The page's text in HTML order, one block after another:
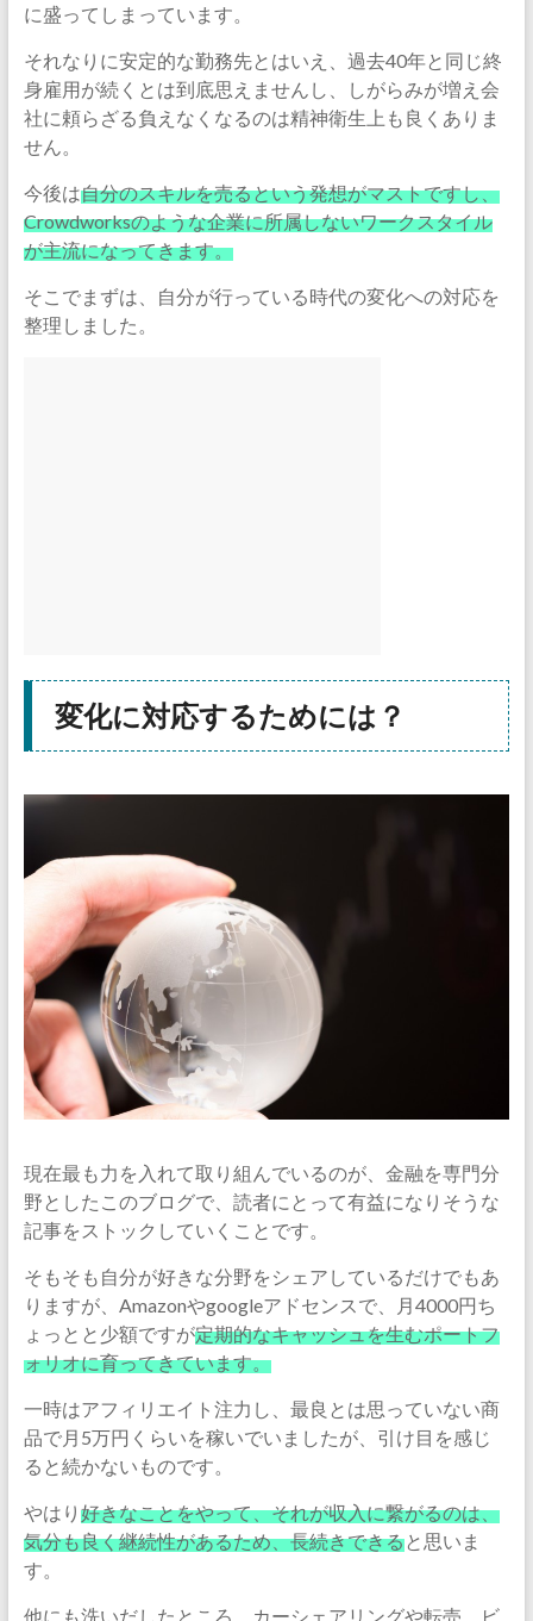
に盛ってしまっています。
それなりに安定的な勤務先とはいえ、過去40年と同じ終
身雇用が続くとは到底思えませんし、しがらみが増え会
社に頼らざる負えなくなるのは精神衛生上も良くありま
せん。
今後は自分のスキルを売るという発想がマストですし、
Crowdworksのような企業に所属しないワークスタイル
が主流になってきます。
そこでまずは、自分が行っている時代の変化への対応を
整理しました。
変化に対応するためには？
現在最も力を入れて取り組んでいるのが、金融を専門分
野としたこのブログで、読者にとって有益になりそうな
記事をストックしていくことです。
そもそも自分が好きな分野をシェアしているだけでもあ
りますが、Amazonやgoogleアドセンスで、月4000円ち
ょっとと少額ですが定期的なキャッシュを生むポートフ
ォリオに育ってきています。
一時はアフィリエイト注力し、最良とは思っていない商
品で月5万円くらいを稼いでいましたが、引け目を感じ
ると続かないものです。
やはり 好きなことをやって、それが収入に繋がるのは、
気分も良く継続性があるため、長続きできると思いま
す。
他にも洗いだしたところ、カーシェアリングや転売、ビ